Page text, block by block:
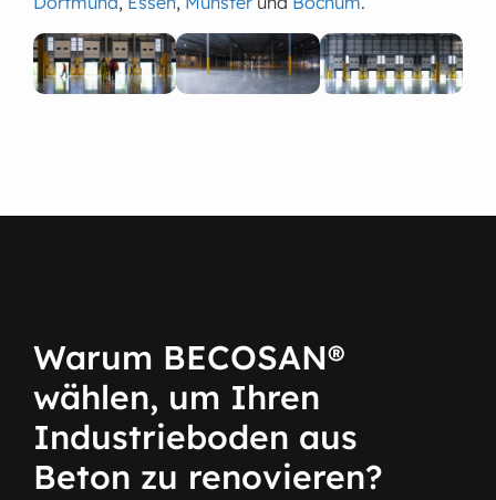
Warum BECOSAN®
wählen, um Ihren
Industrieboden aus
Beton zu renovieren?